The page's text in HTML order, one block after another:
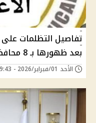
بعد ظهورها بـ 8 محافظات..والموعد والرسوم والشروط
الأحد 01/فبراير/2026 - 09:43 ص